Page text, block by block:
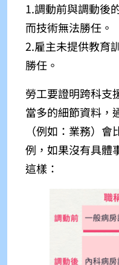
1.調動前與調動後
而技術無法勝任。
2.雇主未提供教育
勝任。
勞工要證明跨科支
當多的細節資料，
（例如：業務）
例，如果沒有具體
這樣：